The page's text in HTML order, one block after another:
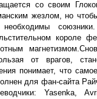
со своим
жезлом, но
короле
от врагов,
понимает, что
для фан-сайта
Yasenka,